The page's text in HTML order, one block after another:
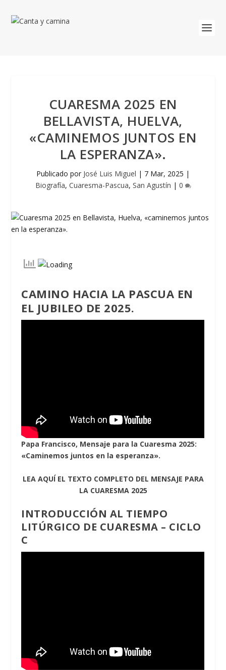
CUARESMA 2025 EN
BELLAVISTA, HUELVA,
«CAMINEMOS JUNTOS EN
LA ESPERANZA».
Publicado por José Luis Miguel | 7 Mar, 2025 |
Biografía, Cuaresma-Pascua, San Agustín | 0
CAMINO HACIA LA PASCUA EN
EL JUBILEO DE 2025.
Papa Francisco, Mensaje para la Cuaresma 2025:
«Caminemos juntos en la esperanza».
LEA AQUÍ EL TEXTO COMPLETO DEL MENSAJE PARA
LA CUARESMA 2025
INTRODUCCIÓN AL TIEMPO
LITÚRGICO DE CUARESMA – CICLO
C